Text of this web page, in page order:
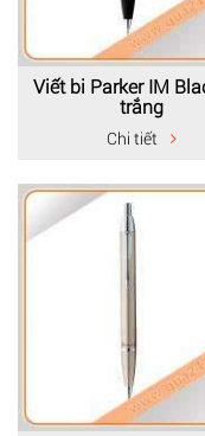
Viết bi Parker IM
trắng
Chi tiết